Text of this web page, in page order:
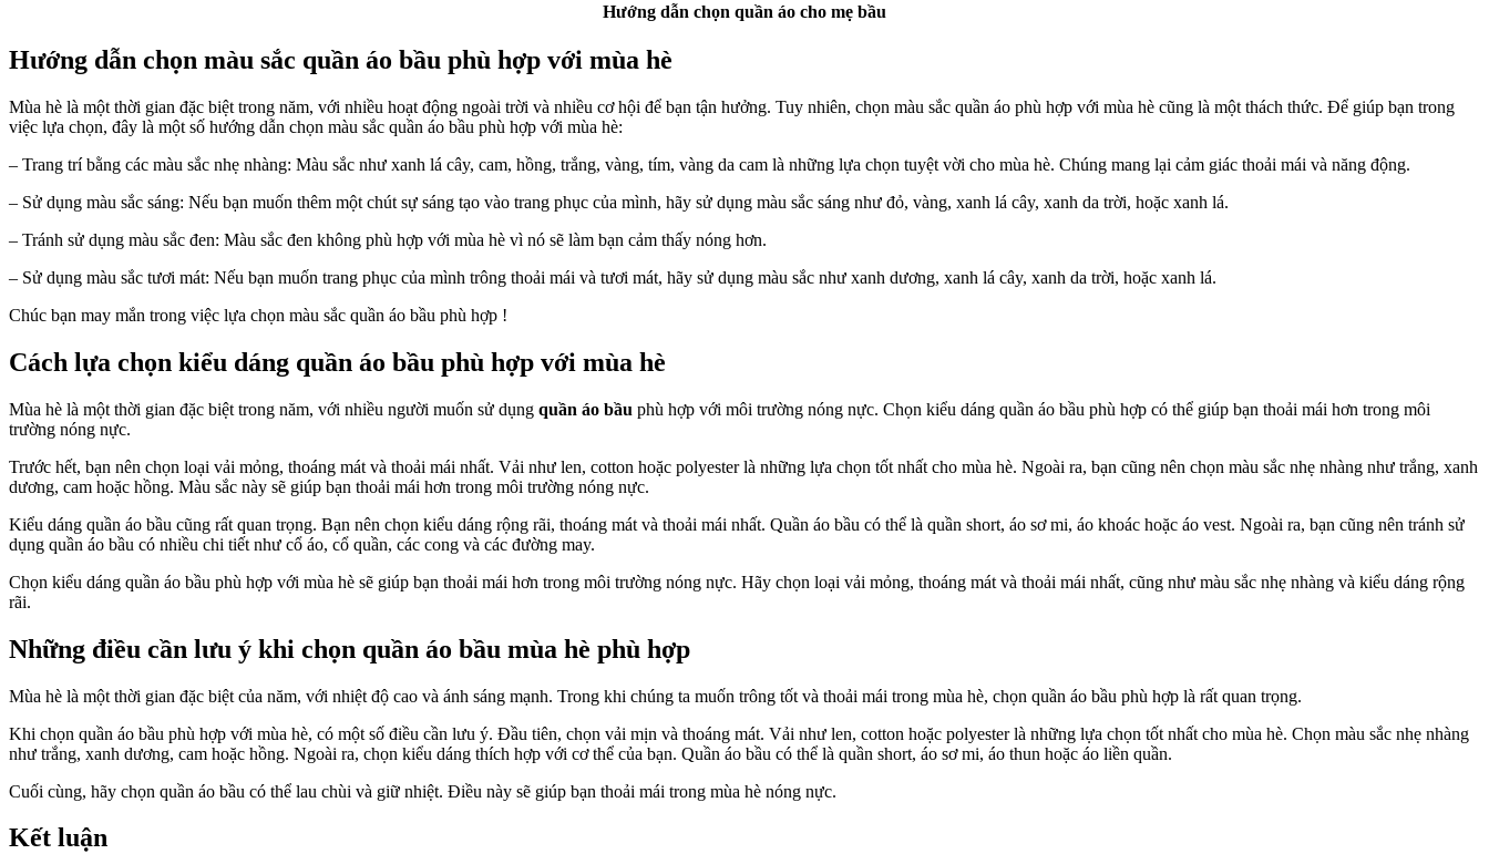
Hướng dẫn chọn quần áo cho mẹ bầu
Hướng dẫn chọn màu sắc quần áo bầu phù hợp với mùa hè
Mùa hè là một thời gian đặc biệt trong năm, với nhiều hoạt động ngoài trời và nhiều cơ hội để bạn tận hưởng. Tuy nhiên, chọn màu sắc quần áo phù hợp với mùa hè cũng là một thách thức. Để giúp bạn trong
việc lựa chọn, đây là một số hướng dẫn chọn màu sắc quần áo bầu phù hợp với mùa hè:
– Trang trí bằng các màu sắc nhẹ nhàng: Màu sắc như xanh lá cây, cam, hồng, trắng, vàng, tím, vàng da cam là những lựa chọn tuyệt vời cho mùa hè. Chúng mang lại cảm giác thoải mái và năng động.
– Sử dụng màu sắc sáng: Nếu bạn muốn thêm một chút sự sáng tạo vào trang phục của mình, hãy sử dụng màu sắc sáng như đỏ, vàng, xanh lá cây, xanh da trời, hoặc xanh lá.
– Tránh sử dụng màu sắc đen: Màu sắc đen không phù hợp với mùa hè vì nó sẽ làm bạn cảm thấy nóng hơn.
– Sử dụng màu sắc tươi mát: Nếu bạn muốn trang phục của mình trông thoải mái và tươi mát, hãy sử dụng màu sắc như xanh dương, xanh lá cây, xanh da trời, hoặc xanh lá.
Chúc bạn may mắn trong việc lựa chọn màu sắc quần áo bầu phù hợp !
Cách lựa chọn kiểu dáng quần áo bầu phù hợp với mùa hè
Mùa hè là một thời gian đặc biệt trong năm, với nhiều người muốn sử dụng quần áo bầu phù hợp với môi trường nóng nực. Chọn kiểu dáng quần áo bầu phù hợp có thể giúp bạn thoải mái hơn trong môi
trường nóng nực.
Trước hết, bạn nên chọn loại vải mỏng, thoáng mát và thoải mái nhất. Vải như len, cotton hoặc polyester là những lựa chọn tốt nhất cho mùa hè. Ngoài ra, bạn cũng nên chọn màu sắc nhẹ nhàng như trắng, xanh
dương, cam hoặc hồng. Màu sắc này sẽ giúp bạn thoải mái hơn trong môi trường nóng nực.
Kiểu dáng quần áo bầu cũng rất quan trọng. Bạn nên chọn kiểu dáng rộng rãi, thoáng mát và thoải mái nhất. Quần áo bầu có thể là quần short, áo sơ mi, áo khoác hoặc áo vest. Ngoài ra, bạn cũng nên tránh sử
dụng quần áo bầu có nhiều chi tiết như cổ áo, cổ quần, các cong và các đường may.
Chọn kiểu dáng quần áo bầu phù hợp với mùa hè sẽ giúp bạn thoải mái hơn trong môi trường nóng nực. Hãy chọn loại vải mỏng, thoáng mát và thoải mái nhất, cũng như màu sắc nhẹ nhàng và kiểu dáng rộng
rãi.
Những điều cần lưu ý khi chọn quần áo bầu mùa hè phù hợp
Mùa hè là một thời gian đặc biệt của năm, với nhiệt độ cao và ánh sáng mạnh. Trong khi chúng ta muốn trông tốt và thoải mái trong mùa hè, chọn quần áo bầu phù hợp là rất quan trọng.
Khi chọn quần áo bầu phù hợp với mùa hè, có một số điều cần lưu ý. Đầu tiên, chọn vải mịn và thoáng mát. Vải như len, cotton hoặc polyester là những lựa chọn tốt nhất cho mùa hè. Chọn màu sắc nhẹ nhàng
như trắng, xanh dương, cam hoặc hồng. Ngoài ra, chọn kiểu dáng thích hợp với cơ thể của bạn. Quần áo bầu có thể là quần short, áo sơ mi, áo thun hoặc áo liền quần.
Cuối cùng, hãy chọn quần áo bầu có thể lau chùi và giữ nhiệt. Điều này sẽ giúp bạn thoải mái trong mùa hè nóng nực.
Kết luận